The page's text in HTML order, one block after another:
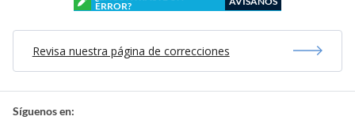
ERROR?
Revisa nuestra página de correcciones
Síguenos en: